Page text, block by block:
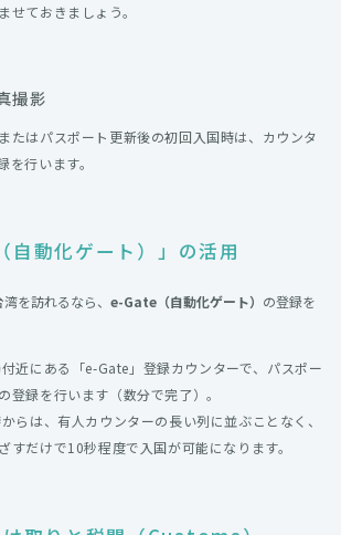
せておきましょう。
撮影
たはパスポート更新後の初回入国時は、カウンタ
を行います。
動化ゲート）」の活用
湾を訪れるなら、e-Gate（自動化ゲート） の登録を
近にある「e-Gate」登録カウンターで、パスポー
登録を行います（数分で完了）。
らは、有人カウンターの長い列に並ぶことなく、
すだけで10秒程度で入国が可能になります。